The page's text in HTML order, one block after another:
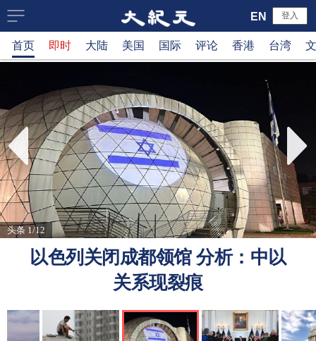
大
纪
元
新
闻
网
登入
EN
首页 即时 大陆 美国 国际 评论 香港 台湾
头条 1/12
以色列关闭成都领馆 分析：中以
关系现裂痕